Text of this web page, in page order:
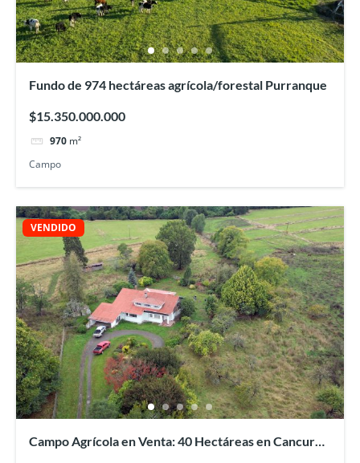
Fundo de 974 hectáreas agrícola/forestal Purranque
$15.350.000.000
970 m²
Campo
VENDIDO
Campo Agrícola en Venta: 40 Hectáreas en Cancura,